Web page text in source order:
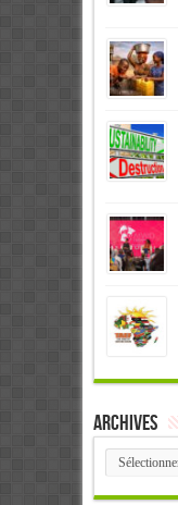
Archives
Archives